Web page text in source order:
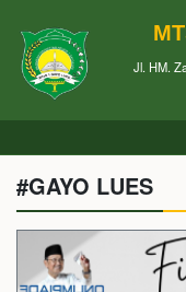
Jl. HM.
#GAYO LUES